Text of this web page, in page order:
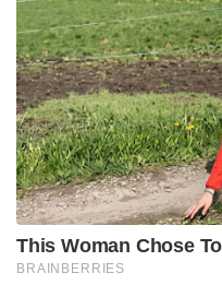
This Woman Chose
BRAINBERRIES